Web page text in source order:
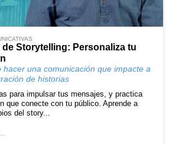
Storytelling: Personaliza tu
hacer una comunicación que impacte a
de historias
para impulsar tus mensajes, y practica
que conecte con tu público. Aprende a
del story...